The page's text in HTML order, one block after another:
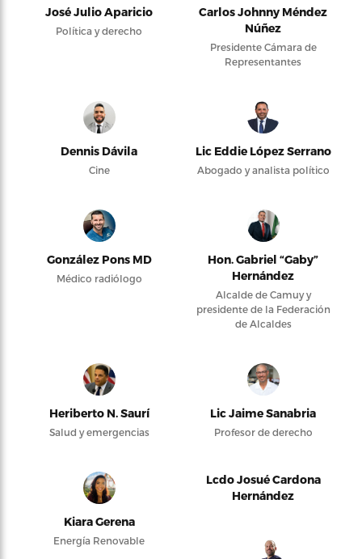
José Julio Aparicio
Política y derecho
Carlos Johnny Méndez
Núñez
Presidente Cámara de
Representantes
Dennis Dávila
Cine
Lic Eddie López Serrano
Abogado y analista político
González Pons MD
Médico radiólogo
Hon. Gabriel “Gaby”
Hernández
Alcalde de Camuy y
presidente de la Federación
de Alcaldes
Heriberto N. Saurí
Salud y emergencias
Lic Jaime Sanabria
Profesor de derecho
Kiara Gerena
Energía Renovable
Lcdo Josué Cardona
Hernández